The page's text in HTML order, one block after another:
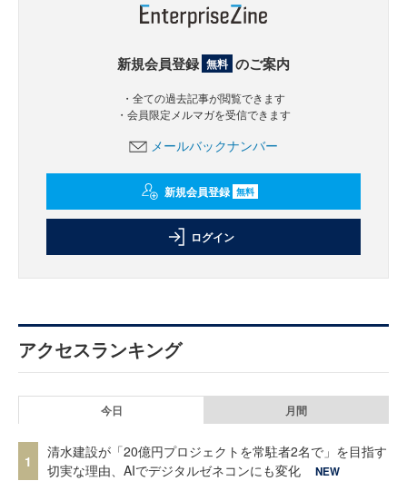
新規会員登録 無料 のご案内
・全ての過去記事が閲覧できます
・会員限定メルマガを受信できます
メールバックナンバー
新規会員登録 無料
ログイン
アクセスランキング
今日 月間
1
清水建設が「20億円プロジェクトを常駐者2名で」を目指す
切実な理由、AIでデジタルゼネコンにも変化
NEW